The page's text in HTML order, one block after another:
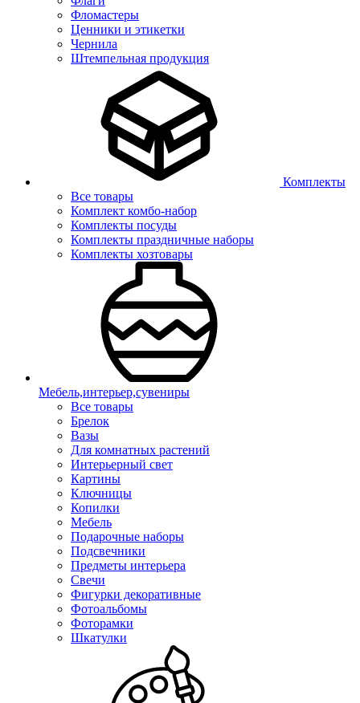
Фломастеры
Ценники и этикетки
Чернила
Штемпельная продукция
Комплекты
Все товары
Комплект комбо-набор
Комплекты посуды
Комплекты праздничные наборы
Комплекты хозтовары
Мебель,интерьер,сувениры
Все товары
Брелок
Вазы
Для комнатных растений
Интерьерный свет
Картины
Ключницы
Копилки
Мебель
Подарочные наборы
Подсвечники
Предметы интерьера
Свечи
Фигурки декоративные
Фотоальбомы
Фоторамки
Шкатулки